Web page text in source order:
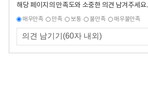
해당 페이지의 만족도와 소중한 의견 남겨주세요.
매우만족 만족 보통 불만족 매우불만족